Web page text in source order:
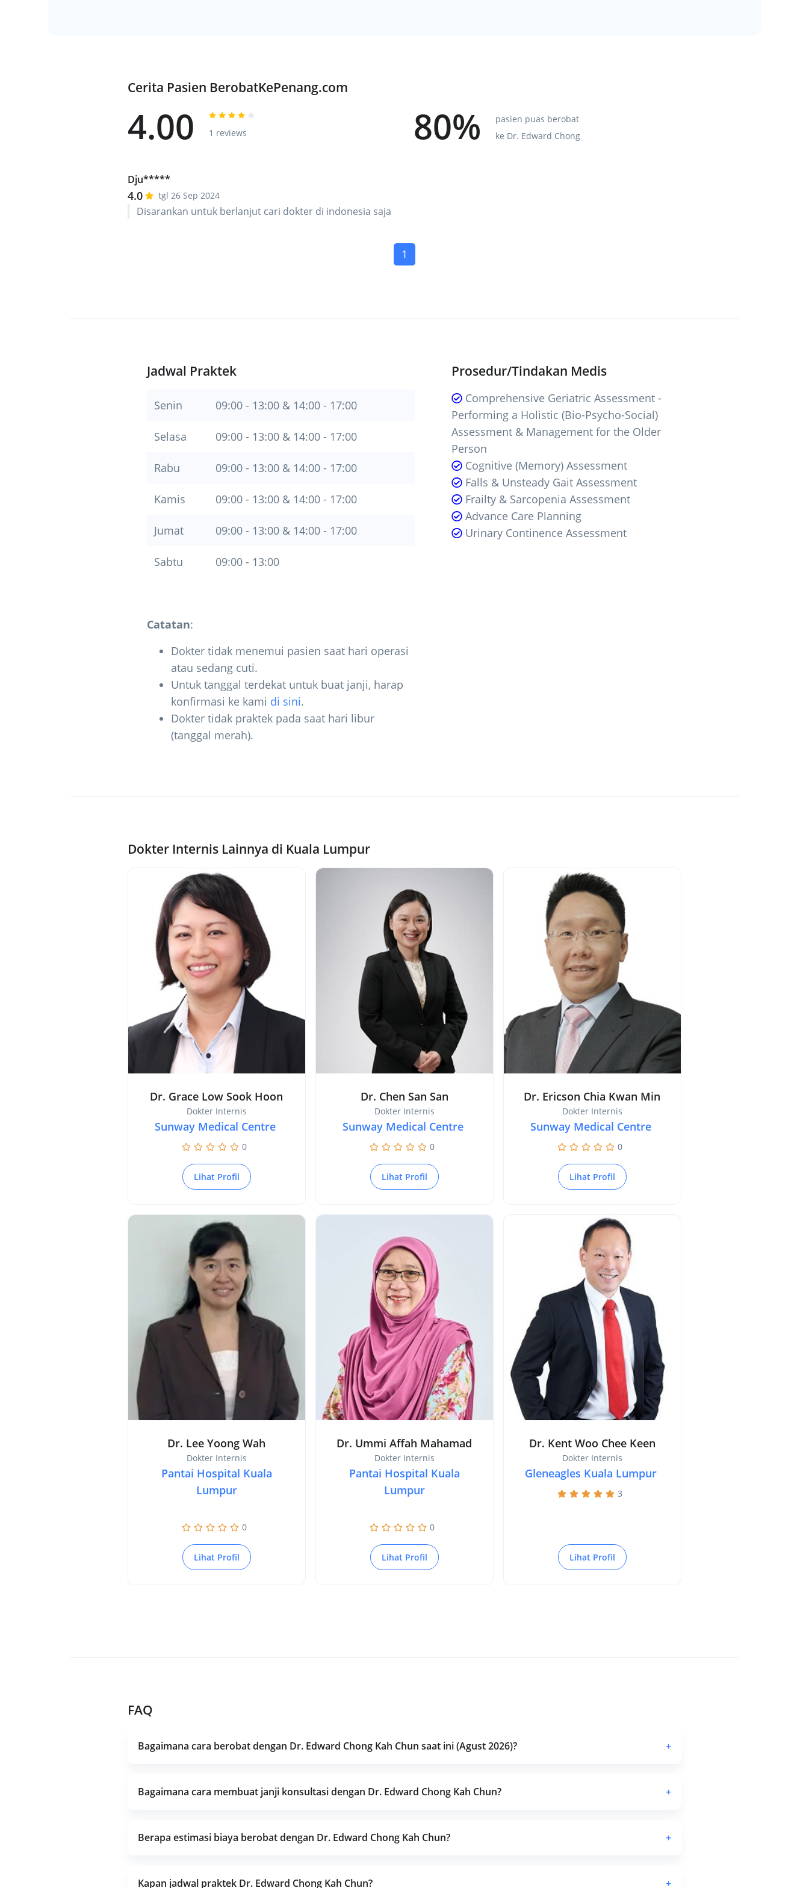
Cerita Pasien BerobatKePenang.com
4.00 1 reviews 80%
pasien puas berobat
ke Dr. Edward Chong
Dju*****
4.0 tgl 26 Sep 2024
Disarankan untuk berlanjut cari dokter di indonesia saja
1
Jadwal Praktek
Senin 09:00 - 13:00 & 14:00 - 17:00
Selasa 09:00 - 13:00 & 14:00 - 17:00
Rabu 09:00 - 13:00 & 14:00 - 17:00
Kamis 09:00 - 13:00 & 14:00 - 17:00
Jumat 09:00 - 13:00 & 14:00 - 17:00
Sabtu 09:00 - 13:00
Catatan:
Dokter tidak menemui pasien saat hari operasi
atau sedang cuti.
Untuk tanggal terdekat untuk buat janji, harap
konfirmasi ke kami di sini.
Dokter tidak praktek pada saat hari libur
(tanggal merah).
Prosedur/Tindakan Medis
Comprehensive Geriatric Assessment -
Performing a Holistic (Bio-Psycho-Social)
Assessment & Management for the Older
Person
Cognitive (Memory) Assessment
Falls & Unsteady Gait Assessment
Frailty & Sarcopenia Assessment
Advance Care Planning
Urinary Continence Assessment
Dokter Internis Lainnya di Kuala Lumpur
Dr. Grace Low Sook Hoon
Dokter Internis
Sunway Medical Centre
0
Lihat Profil
Dr. Chen San San
Dokter Internis
Sunway Medical Centre
0
Lihat Profil
Dr. Ericson Chia Kwan Min
Dokter Internis
Sunway Medical Centre
0
Lihat Profil
Dr. Lee Yoong Wah
Dokter Internis
Pantai Hospital Kuala
Lumpur
0
Lihat Profil
Dr. Ummi Affah Mahamad
Dokter Internis
Pantai Hospital Kuala
Lumpur
0
Lihat Profil
Dr. Kent Woo Chee Keen
Dokter Internis
Gleneagles Kuala Lumpur
3
Lihat Profil
FAQ
Bagaimana cara berobat dengan Dr. Edward Chong Kah Chun saat ini (Agust 2026)? +
Bagaimana cara membuat janji konsultasi dengan Dr. Edward Chong Kah Chun? +
Berapa estimasi biaya berobat dengan Dr. Edward Chong Kah Chun? +
Kapan jadwal praktek Dr. Edward Chong Kah Chun? +